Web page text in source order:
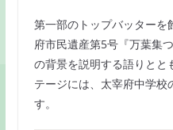
第一部のトップバッターを
府市民遺産第5号『万葉集
の背景を説明する語りとと
テージには、太宰府中学
す。